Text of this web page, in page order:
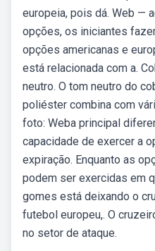
europeia, pois dá. Web —
opções, os iniciantes
opções americanas e
está relacionada com a.
neutro. O tom neutro do
poliéster combina com
foto: Weba principal
capacidade de exercer a
expiração. Enquanto as
podem ser exercidas em
gomes está deixando o
futebol europeu,. O
no setor de ataque.